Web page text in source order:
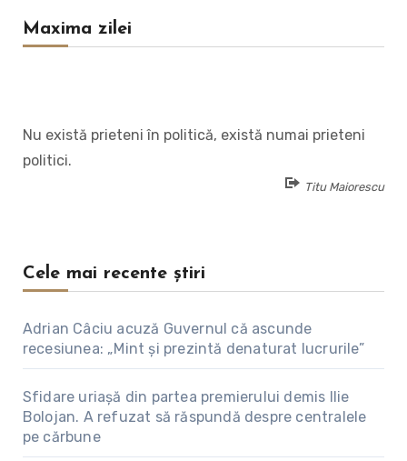
Maxima zilei
Nu există prieteni în politică, există numai prieteni
politici.
Titu Maiorescu
Cele mai recente știri
Adrian Câciu acuză Guvernul că ascunde
recesiunea: „Mint și prezintă denaturat lucrurile”
Sfidare uriașă din partea premierului demis Ilie
Bolojan. A refuzat să răspundă despre centralele
pe cărbune